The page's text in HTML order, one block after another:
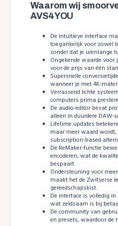
Waarom wij
AVS4YOU
De intuïtieve interface
toegankelijk voor zowel
zonder dat je urenlange
Ongekende waarde
voor de prijs van één
Supersnelle
wanneer je met 4K-
Verrassend lichte
computers prima
De audio-editor bevat
alleen in duurdere
Lifetime updates
maar meer waard
subscription-based
De ReMaker-functie
encoderen, wat de
bespaart.
Ondersteuning voor
maakt het de Zwitserse
gereedschapskist.
De interface is volledig
wat zeldzaam is bij
De community van
en presets, waardoor de